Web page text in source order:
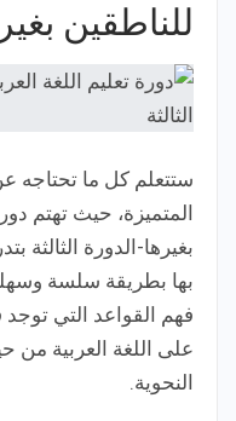
للناطقين
ستتعلم كل ما تحتاجه
المتميزة، حيث تهتم
بغيرها-الدورة الثالثة
بها بطريقة سلسة
فهم القواعد التي توجد
على اللغة العربية من
النحوية.